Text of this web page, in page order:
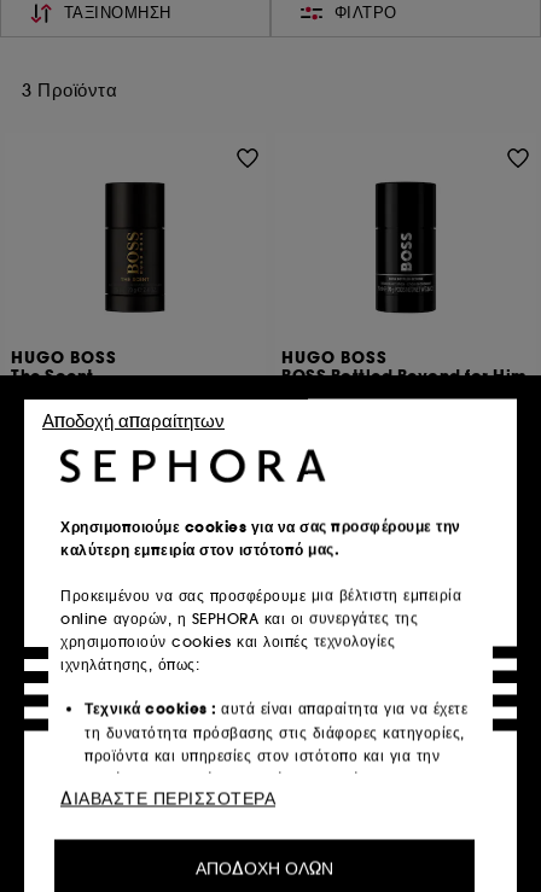
ΤΑΞΙΝΌΜΗΣΗ ΦΊΛΤΡΟ
3 Προϊόντα
HUGO BOSS
The Scent
2
€ 54,60 / 100ml
Προσθήκη στο καλάθι
HUGO BOSS
BOSS Bottled Beyond for Him
Προσθήκη στο καλάθι
HUGO BOSS
BOSS Bottled Beyond for Him
Shower Gel
Χρησιμοποιούμε cookies για να σας προσφέρουμε την
καλύτερη εμπειρία στον ιστότοπό μας.
Προκειμένου να σας προσφέρουμε μια βέλτιστη εμπειρία
online αγορών, η SEPHORA και οι συνεργάτες της
χρησιμοποιούν cookies και λοιπές τεχνολογίες
ιχνηλάτησης, όπως:
Τεχνικά cookies : αυτά είναι απαραίτητα για να έχετε
τη δυνατότητα πρόσβασης στις διάφορες κατηγορίες,
προϊόντα και υπηρεσίες στον ιστότοπο και για την
ασφάλεια του ιστότοπου. Είναι απαραίτητα για την
τεχνική λειτουργία του ιστότοπου και δεν μπορούν να
Cookies εξατομίκευσης :μας επιτρέπουν να σας
ΑΠΟΔΟΧΗ ΟΛΩΝ
Αποδοχή απαραίτητων
ΔΙΑΒΑΣΤΕ ΠΕΡΙΣΣΟΤΕΡΑ